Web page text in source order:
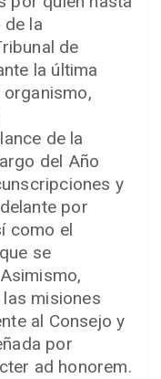
de la
de
la última
de la
del Año
y
por
como el
se
misiones
al Consejo y
por
ad honorem.